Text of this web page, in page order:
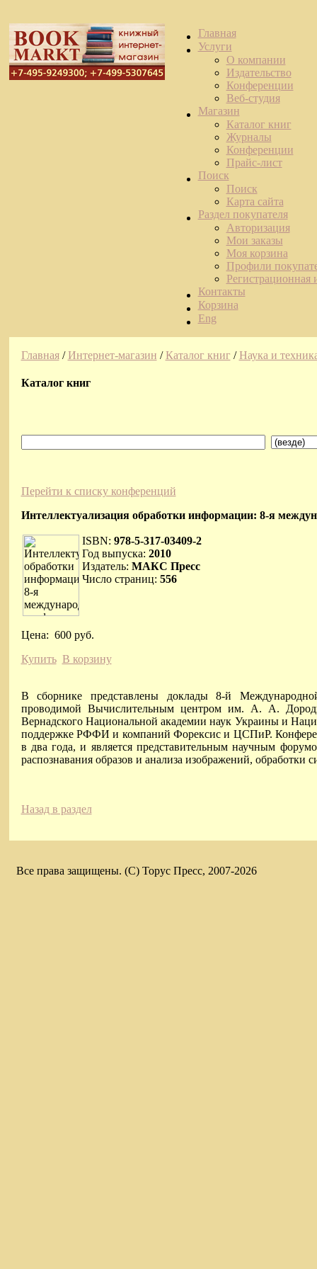
Главная
Услуги
О компании
Издательство
Конференции
Веб-студия
Магазин
Каталог книг
Журналы
Конференции
Прайс-лист
Поиск
Поиск
Карта сайта
Раздел покупателя
Авторизация
Мои заказы
Моя корзина
Профили
Регистрационная
Контакты
Корзина
Eng
Главная/Интернет-магазин /Каталог книг /Наука и
Каталог книг
Перейти к списку конференций
Интеллектуализация обработки информации: 8-я
ISBN: 978-5-317-03409-2
Год выпуска: 2010
Издатель: МАКС Пресс
Число страниц: 556
Цена: 600 руб.
Купить В корзину
В сборнике представлены доклады 8-й
проводимой Вычислительным центром им. А. А.
Вернадского Национальной академии наук Украины и
поддержке РФФИ и компаний Форексис и ЦСПиР.
в два года, и является представительным научным
распознавания образов и анализа изображений, обработки
Назад в раздел
Все права защищены. (C) Торус Пресс, 2007-2026